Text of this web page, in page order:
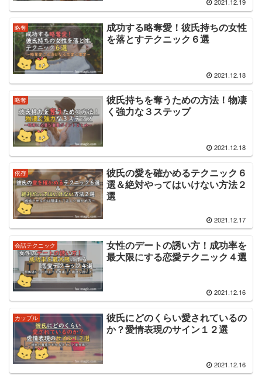
2021.12.19
略奪
成功する略奪愛！彼氏持ちの女性
を落とすテクニック６選
2021.12.18
略奪
彼氏持ちを奪うための方法！物凄
く強力な３ステップ
2021.12.18
依存
彼氏の愛を確かめるテクニック６
選＆絶対やってはいけない方法２
選
2021.12.17
会話テクニック
女性のデートの誘い方！成功率を
最大限にする恋愛テクニック４選
2021.12.16
カップル
彼氏にどのくらい愛されているの
か？愛情表現のサイン１２選
2021.12.16